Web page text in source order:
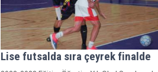
Lise futsalda sıra çeyrek finalde